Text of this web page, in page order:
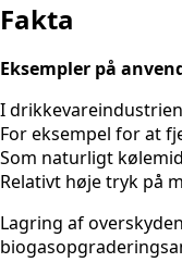
Fakta
Eksempler på
I
For eksempel for at
Som naturligt
Relativt høje tryk på
Lagring af